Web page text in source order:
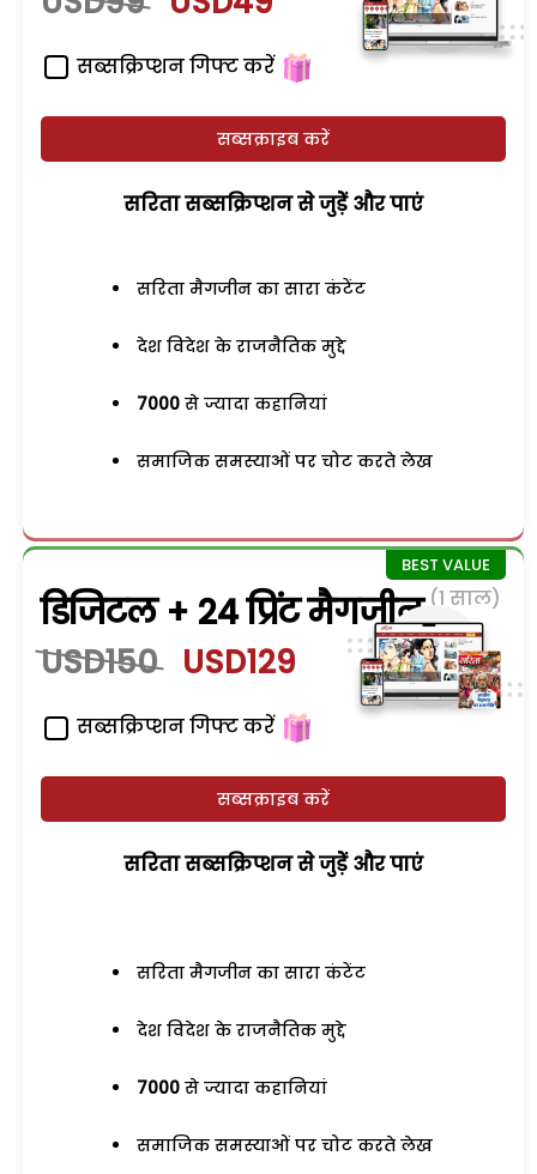
सब्सक्रिप्शन गिफ्ट करें
सब्सक्राइब करें
सरिता सब्सक्रिप्शन से जुड़ेें और पाएं
सरिता मैगजीन का सारा कंटेंट
देश विदेश के राजनैतिक मुद्दे
7000 से ज्यादा कहानियां
समाजिक समस्याओं पर चोट करते लेख
डिजिटल + 24 प्रिंट मैगजीन (1 साल)
USD150 USD129
सब्सक्रिप्शन गिफ्ट करें
सब्सक्राइब करें
सरिता सब्सक्रिप्शन से जुड़ेें और पाएं
सरिता मैगजीन का सारा कंटेंट
देश विदेश के राजनैतिक मुद्दे
7000 से ज्यादा कहानियां
समाजिक समस्याओं पर चोट करते लेख